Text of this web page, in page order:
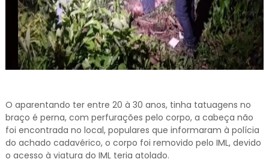
O aparentando ter entre 20 à 30 anos, tinha tatuagens no
braço é perna, com perfurações pelo corpo, a cabeça não
foi encontrada no local, populares que informaram à polícia
do achado cadavérico, o corpo foi removido pelo IML, devido
o acesso à viatura do IML teria atolado.